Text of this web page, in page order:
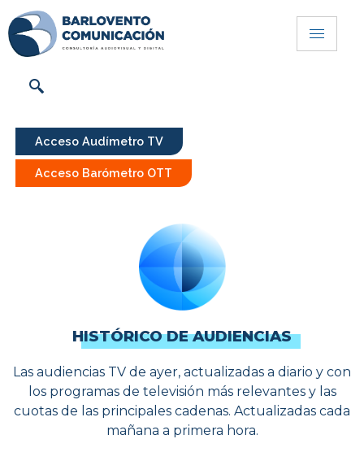
Acceso Audímetro TV
Acceso Barómetro OTT
HISTÓRICO DE AUDIENCIAS
Las audiencias TV de ayer, actualizadas a diario y con
los programas de televisión más relevantes y las
cuotas de las principales cadenas. Actualizadas cada
mañana a primera hora.